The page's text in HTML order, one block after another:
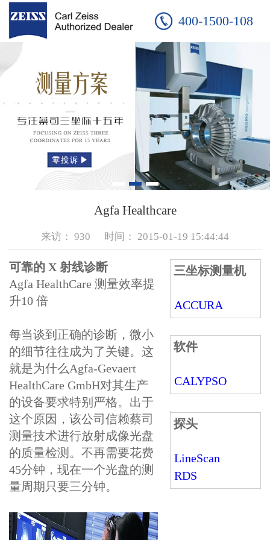
400-1500-108
Agfa Healthcare
来访： 930 时间： 2015-01-19 15:44:44
可靠的 X 射线诊断
Agfa HealthCare 测量效率提
升10 倍
每当谈到正确的诊断，微小
的细节往往成为了关键。这
就是为什么Agfa-Gevaert
HealthCare GmbH对其生产
的设备要求特别严格。出于
这个原因，该公司信赖蔡司
测量技术进行放射成像光盘
的质量检测。不再需要花费
45分钟，现在一个光盘的测
量周期只要三分钟。
三坐标测量机
ACCURA
软件
CALYPSO
探头
LineScan
RDS